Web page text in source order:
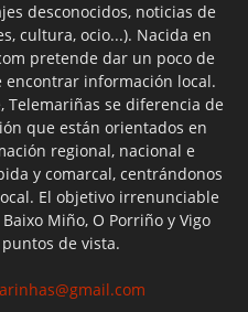
desconocidos, noticias de
cultura, ocio...). Nacida en
pretende dar un poco de
encontrar información local.
Telemariñas se diferencia de
que están orientados en
regional, nacional e
y comarcal, centrándonos
El objetivo irrenunciable
Miño, O Porriño y Vigo
de vista.